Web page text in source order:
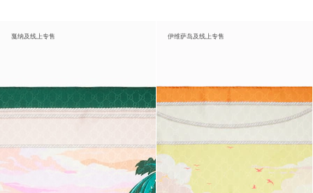
戛纳及线上专售 伊维萨岛及线上专售